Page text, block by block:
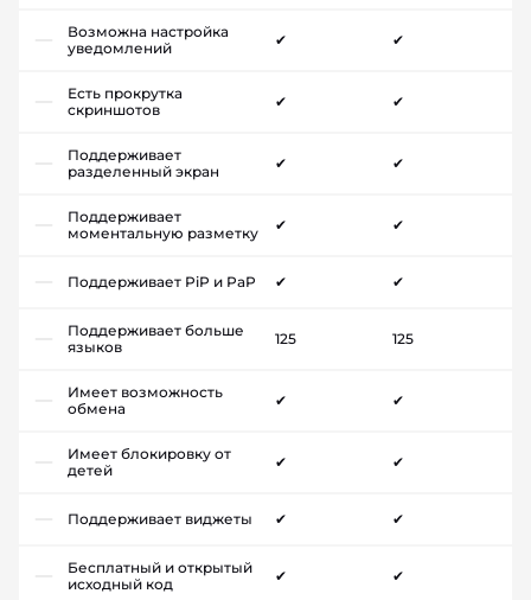
Возможна настройка
уведомлений
✔ ✔
Есть прокрутка
скриншотов
✔ ✔
Поддерживает
разделенный экран
✔ ✔
Поддерживает
моментальную разметку
✔ ✔
Поддерживает PiP и PaP ✔ ✔
Поддерживает больше
языков
125 125
Имеет возможность
обмена
✔ ✔
Имеет блокировку от
детей
✔ ✔
Поддерживает виджеты ✔ ✔
Бесплатный и открытый
исходный код
✔ ✔